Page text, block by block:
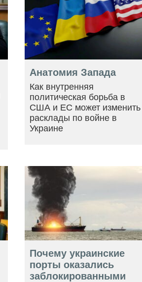
Анатомия Запада
Как внутренняя
политическая борьба в
США и ЕС может изменить
расклады по войне в
Украине
Почему украинские
порты оказались
заблокированными